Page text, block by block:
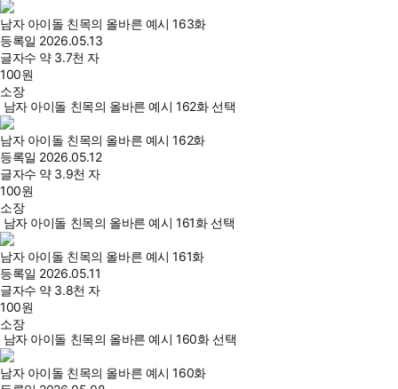
남자 아이돌 친목의 올바른 예시 163화
등록일 2026.05.13
글자수 약 3.7천 자
100원
소장
남자 아이돌 친목의 올바른 예시 162화 선택
남자 아이돌 친목의 올바른 예시 162화
등록일 2026.05.12
글자수 약 3.9천 자
100원
소장
남자 아이돌 친목의 올바른 예시 161화 선택
남자 아이돌 친목의 올바른 예시 161화
등록일 2026.05.11
글자수 약 3.8천 자
100원
소장
남자 아이돌 친목의 올바른 예시 160화 선택
남자 아이돌 친목의 올바른 예시 160화